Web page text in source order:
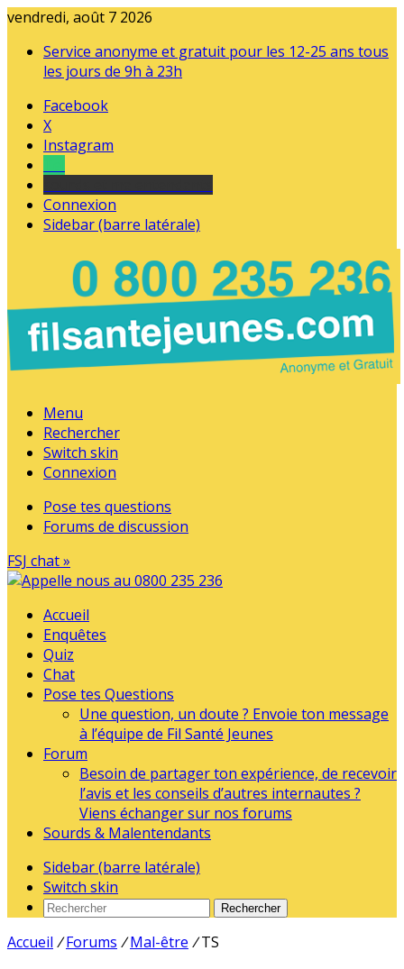
vendredi, août 7 2026
Service anonyme et gratuit pour les 12-25 ans tous
les jours de 9h à 23h
Facebook
X
Instagram
Connexion
Sidebar (barre latérale)
Menu
Rechercher
Switch skin
Connexion
Pose tes questions
Forums de discussion
FSJ chat »
Accueil
Enquêtes
Quiz
Chat
Pose tes Questions
Une question, un doute ? Envoie ton message
à l’équipe de Fil Santé Jeunes
Forum
Besoin de partager ton expérience, de recevoir
l’avis et les conseils d’autres internautes ?
Viens échanger sur nos forums
Sourds & Malentendants
Sidebar (barre latérale)
Switch skin
Rechercher
Accueil / Forums / Mal-être / TS